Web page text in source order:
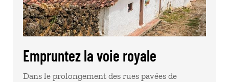
Empruntez la voie royale
Dans le prolongement des rues pavées de